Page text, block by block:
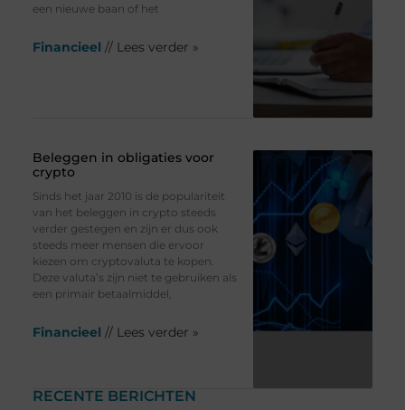
RECENTE BERICHTEN
een nieuwe baan of het
Financieel // Lees verder »
Beleggen in obligaties voor
crypto
Sinds het jaar 2010 is de populariteit
van het beleggen in crypto steeds
verder gestegen en zijn er dus ook
steeds meer mensen die ervoor
kiezen om cryptovaluta te kopen.
Deze valuta’s zijn niet te gebruiken als
een primair betaalmiddel,
Financieel // Lees verder »